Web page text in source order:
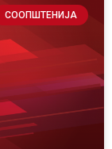
СООПШТЕНИЈА